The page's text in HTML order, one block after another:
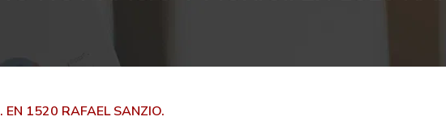
EN 1520 RAFAEL SANZIO.